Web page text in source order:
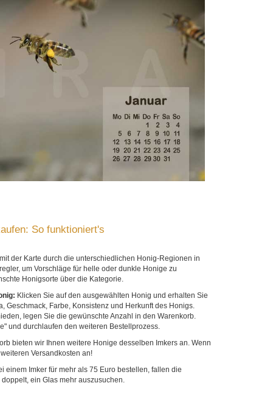
So funktioniert's
der Karte durch die unterschiedlichen Honig-Regionen in
um Vorschläge für helle oder dunkle Honige zu
Honigsorte über die Kategorie.
Klicken Sie auf den ausgewählten Honig und erhalten Sie
Geschmack, Farbe, Konsistenz und Herkunft des Honigs.
legen Sie die gewünschte Anzahl in den Warenkorb.
und durchlaufen den weiteren Bestellprozess.
bieten wir Ihnen weitere Honige desselben Imkers an. Wenn
Versandkosten an!
einem Imker für mehr als 75 Euro bestellen, fallen die
ein Glas mehr auszusuchen.